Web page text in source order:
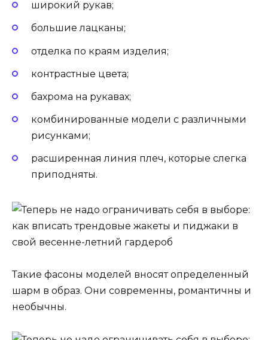
широкий рукав;
большие лацканы;
отделка по краям изделия;
контрастные цвета;
бахрома на рукавах;
комбинированные модели с различными
рисунками;
расширенная линия плеч, которые слегка
приподняты.
Такие фасоны моделей вносят определенный
шарм в образ. Они современны, романтичны и
необычны.